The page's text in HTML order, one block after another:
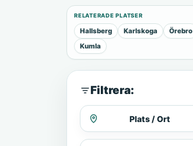
RELATERADE PLATSER
Hallsberg Karlskoga Örebro
Kumla
Filtrera:
Plats / Ort